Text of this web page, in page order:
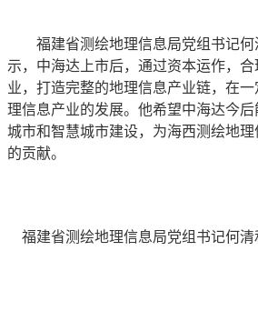
福建省测绘地理信息局党组书记何
示，中海达上市后，通过资本运作，
业，打造完整的地理信息产业链，在
理信息产业的发展。他希望中海达今
城市和智慧城市建设，为海西测绘地
的贡献。
福建省测绘地理信息局党组书记何